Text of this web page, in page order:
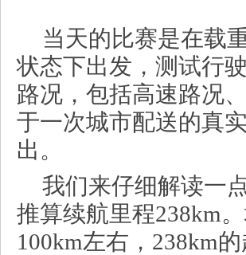
当天的比赛是在载
状态下出发，测试行
路况，包括高速路况
于一次城市配送的真
出。
我们来仔细解读一
推算续航里程238km
100km左右，238km